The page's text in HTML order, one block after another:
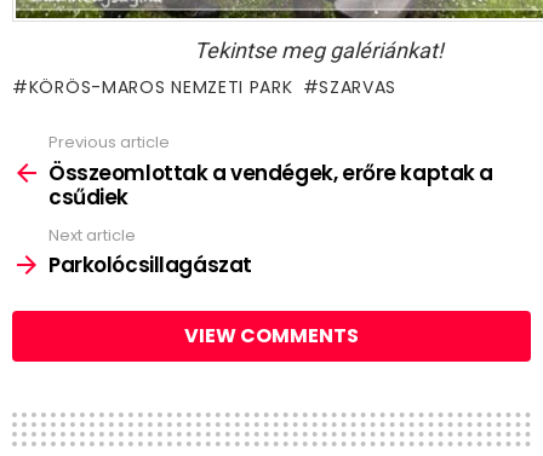
Tekintse meg galériánkat!
KÖRÖS-MAROS NEMZETI PARK SZARVAS
more
Previous article
Összeomlottak a vendégek, erőre kaptak a
csűdiek
Next article
Parkolócsillagászat
VIEW COMMENTS